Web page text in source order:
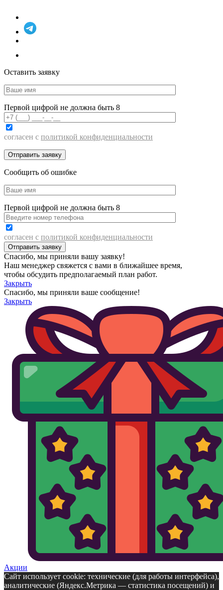
Оставить заявку
Первой цифрой не должна быть 8
согласен с политикой конфиденциальности
Сообщить об ошибке
Первой цифрой не должна быть 8
согласен с политикой конфиденциальности
Спасибо, мы приняли вашу заявку!
Наш менеджер свяжется с вами в ближайшее время,
чтобы обсудить предполагаемый план работ.
Закрыть
Спасибо, мы приняли ваше сообщение!
Закрыть
Акции
Сайт использует cookie: технические (для работы интерфейса),
аналитические (Яндекс.Метрика — статистика посещений) и